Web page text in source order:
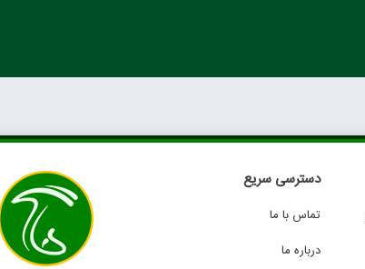
دسترسی سریع
تماس با ما
درباره ما